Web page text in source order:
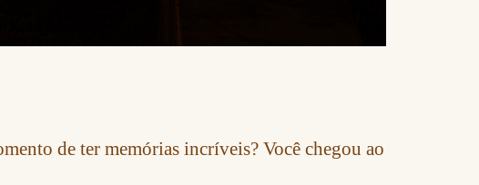
de ter memórias incríveis? Você chegou ao